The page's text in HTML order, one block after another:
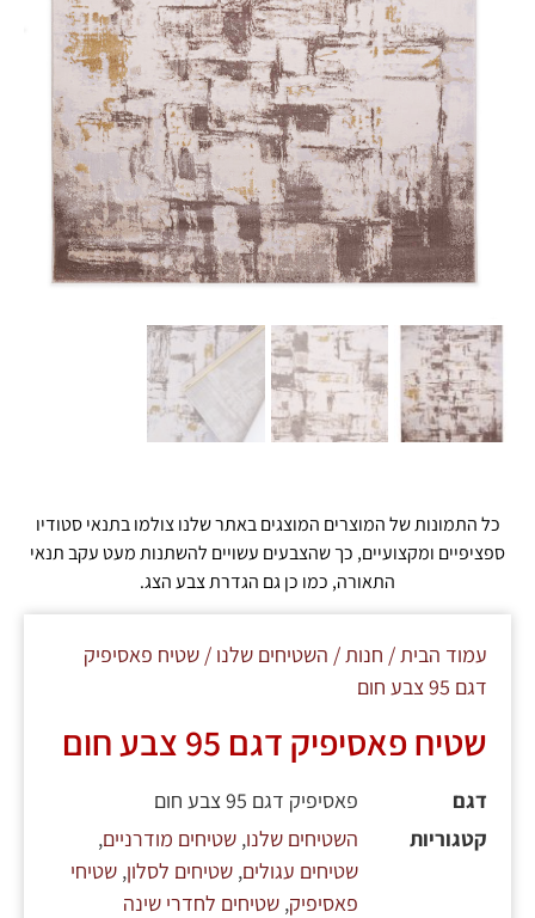
כל התמונות של המוצרים המוצגים באתר שלנו צולמו בתנאי סטודיו
ספציפיים ומקצועיים, כך שהצבעים עשויים להשתנות מעט עקב תנאי
התאורה, כמו כן גם הגדרת צבע הצג.
עמוד הבית/ חנות/ השטיחים שלנו / שטיח פאסיפיק
דגם 95 צבע חום
שטיח פאסיפיק דגם 95 צבע חום
דגם
פאסיפיק דגם 95 צבע חום
קטגוריות
השטיחים שלנו, שטיחים מודרניים,
שטיחים עגולים, שטיחים לסלון, שטיחי
פאסיפיק, שטיחים לחדרי שינה